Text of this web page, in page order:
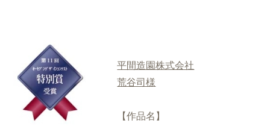
平間造園株式会社
荒谷司様
【作品名】